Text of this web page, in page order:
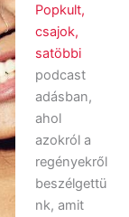
Popkult,
csajok,
satöbbi
podcast
adásban,
ahol
azokról a
regényekről
beszélgettü
nk, amit